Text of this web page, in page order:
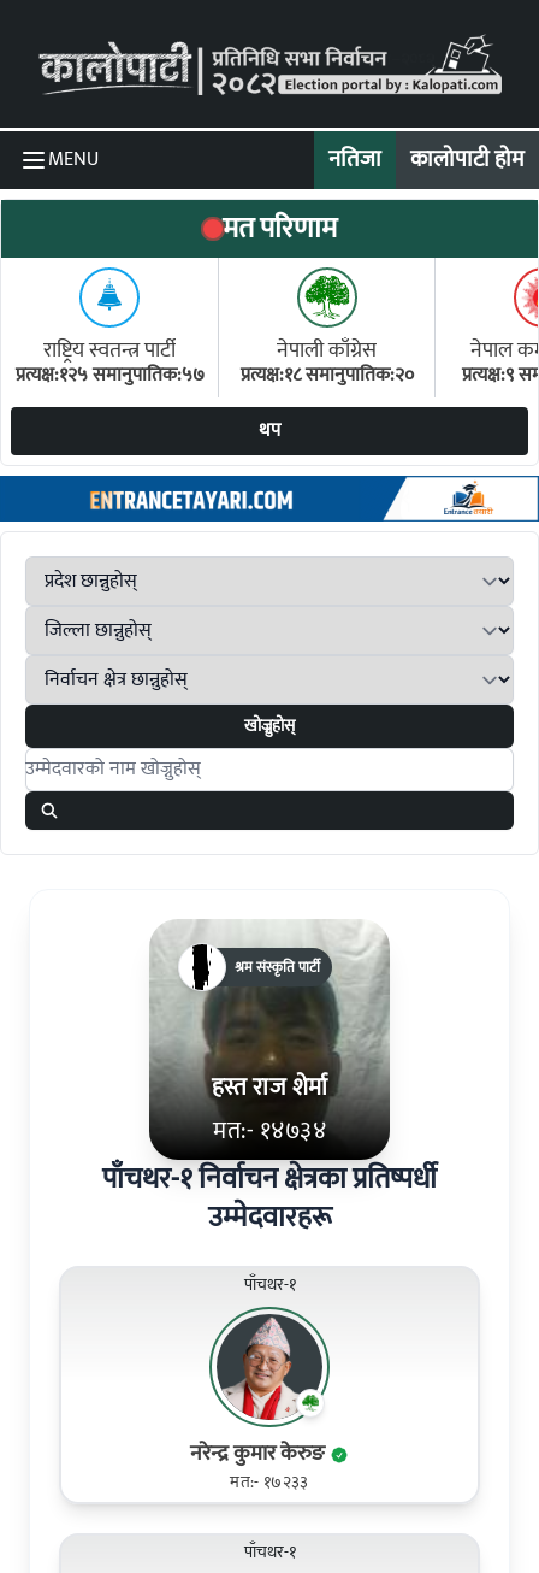
MENU नतिजा कालोपाटी होम
मत परिणाम
राष्ट्रिय स्वतन्त्र पार्टी
प्रत्यक्ष:१२५ समानुपातिक:५७
नेपाली काँग्रेस
प्रत्यक्ष:१८ समानुपातिक:२०
नेपाल
प्रत्यक्ष:९
थप
खोज्नुहोस्
Search candidates
हस्त राज शेर्मा
मत:- १४७३४
श्रम संस्कृति पार्टी
पाँचथर-१ निर्वाचन क्षेत्रका प्रतिष्पर्धी
उम्मेदवारहरू
पाँचथर-१
नरेन्द्र कुमार केरुङ
मत:- १७२३३
पाँचथर-१